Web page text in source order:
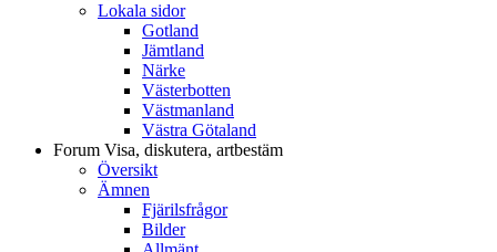
Lokala sidor
Gotland
Jämtland
Närke
Västerbotten
Västmanland
Västra Götaland
Forum Visa, diskutera, artbestäm
Översikt
Ämnen
Fjärilsfrågor
Bilder